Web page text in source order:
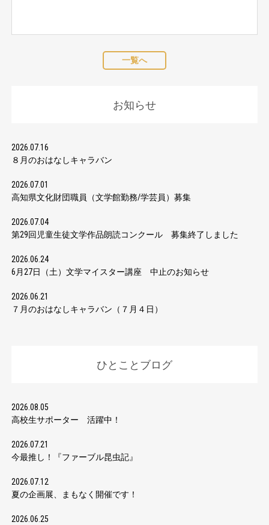
一覧へ
お知らせ
2026.07.16
８月のおはなしキャラバン
2026.07.01
高知県文化財団職員（文学館勤務/学芸員）募集
2026.07.04
第29回児童生徒文学作品朗読コンクール 募集終了しました
2026.06.24
6月27日（土）文学マイスター講座 中止のお知らせ
2026.06.21
７月のおはなしキャラバン（７月４日）
ひとことブログ
2026.08.05
高校生サポーター 活躍中！
2026.07.21
今最推し！『ファーブル昆虫記』
2026.07.12
夏の企画展、まもなく開催です！
2026.06.25